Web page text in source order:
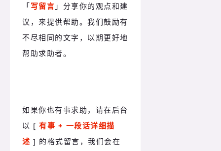
「写留言 」分享你的观点和建
议，来提供帮助。我们鼓励有
不尽相同的文字，以期更好地
帮助求助者。
如果你也有事求助，请在后台
以 [ 有事 + 一段话详细描
述 ] 的格式留言，我们会在